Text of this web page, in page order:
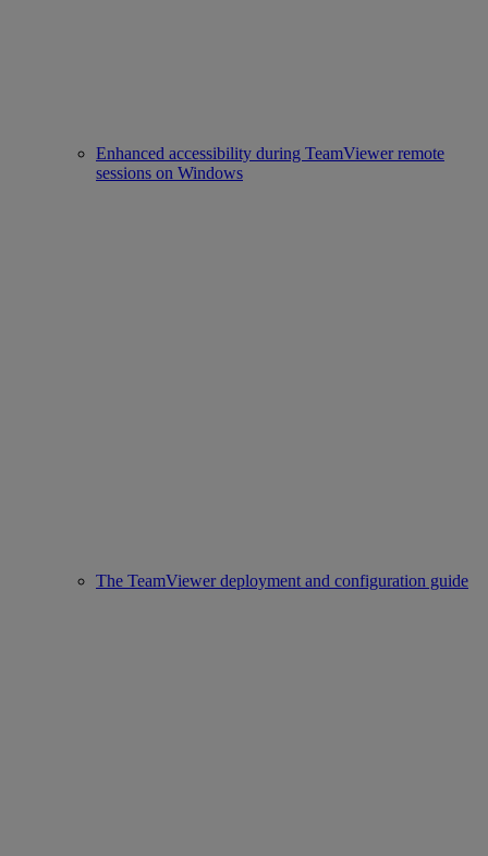
Enhanced accessibility during TeamViewer remote
sessions on Windows
The TeamViewer deployment and configuration guide